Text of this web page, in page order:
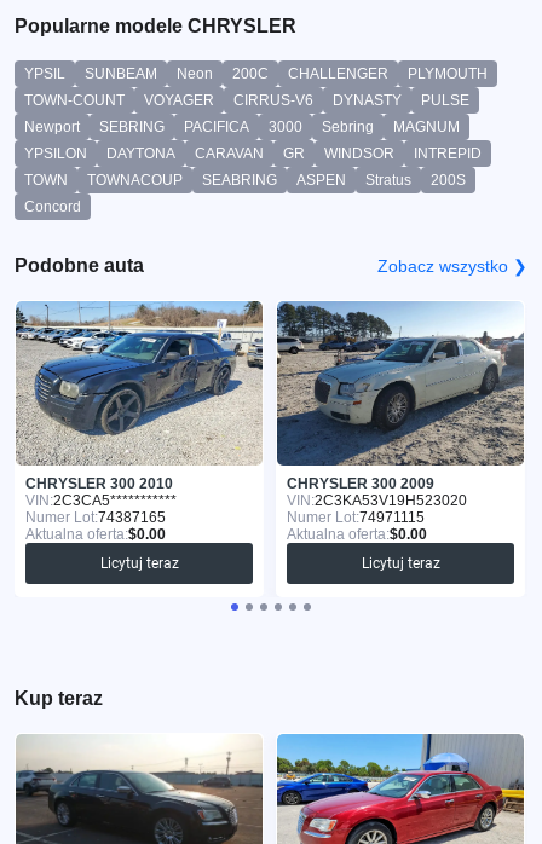
Popularne modele CHRYSLER
YPSIL SUNBEAM Neon 200C CHALLENGER
PLYMOUTH
TOWN-COUNT
VOYAGER CIRRUS-V6 DYNASTY
PULSE
Newport
SEBRING PACIFICA 3000 Sebring
MAGNUM
YPSILON
DAYTONA CARAVAN GR WINDSOR
INTREPID
TOWN
TOWNACOUP SEABRING ASPEN Stratus
200S
Concord
Podobne auta Zobacz wszystko ❯
CHRYSLER 300 2010
VIN:2C3CA5***********
Numer Lot:74387165
Aktualna oferta:$0.00
Licytuj teraz
CHRYSLER 300 2009
VIN:2C3KA53V19H523020
Numer Lot:74971115
Aktualna oferta:$0.00
Licytuj teraz
Kup teraz